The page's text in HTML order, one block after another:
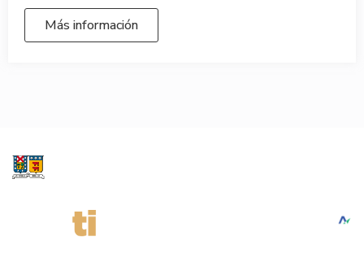
Más información